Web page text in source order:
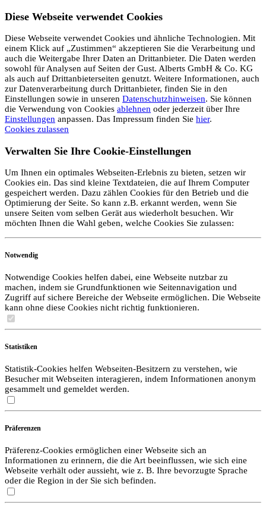
Diese Webseite verwendet Cookies
Diese Webseite verwendet Cookies und ähnliche Technologien. Mit
einem Klick auf „Zustimmen“ akzeptieren Sie die Verarbeitung und
auch die Weitergabe Ihrer Daten an Drittanbieter. Die Daten werden
sowohl für Analysen auf Seiten der Gust. Alberts GmbH & Co. KG
als auch auf Drittanbieterseiten genutzt. Weitere Informationen, auch
zur Datenverarbeitung durch Drittanbieter, finden Sie in den
Einstellungen sowie in unseren Datenschutzhinweisen. Sie können
die Verwendung von Cookies ablehnen oder jederzeit über Ihre
Einstellungen anpassen. Das Impressum finden Sie hier.
Cookies zulassen
Verwalten Sie Ihre Cookie-Einstellungen
Um Ihnen ein optimales Webseiten-Erlebnis zu bieten, setzen wir
Cookies ein. Das sind kleine Textdateien, die auf Ihrem Computer
gespeichert werden. Dazu zählen Cookies für den Betrieb und die
Optimierung der Seite. So kann z.B. erkannt werden, wenn Sie
unsere Seiten vom selben Gerät aus wiederholt besuchen. Wir
möchten Ihnen die Wahl geben, welche Cookies Sie zulassen:
Notwendig
Notwendige Cookies helfen dabei, eine Webseite nutzbar zu
machen, indem sie Grundfunktionen wie Seitennavigation und
Zugriff auf sichere Bereiche der Webseite ermöglichen. Die Webseite
kann ohne diese Cookies nicht richtig funktionieren.
Statistiken
Statistik-Cookies helfen Webseiten-Besitzern zu verstehen, wie
Besucher mit Webseiten interagieren, indem Informationen anonym
gesammelt und gemeldet werden.
Präferenzen
Präferenz-Cookies ermöglichen einer Webseite sich an
Informationen zu erinnern, die die Art beeinflussen, wie sich eine
Webseite verhält oder aussieht, wie z. B. Ihre bevorzugte Sprache
oder die Region in der Sie sich befinden.